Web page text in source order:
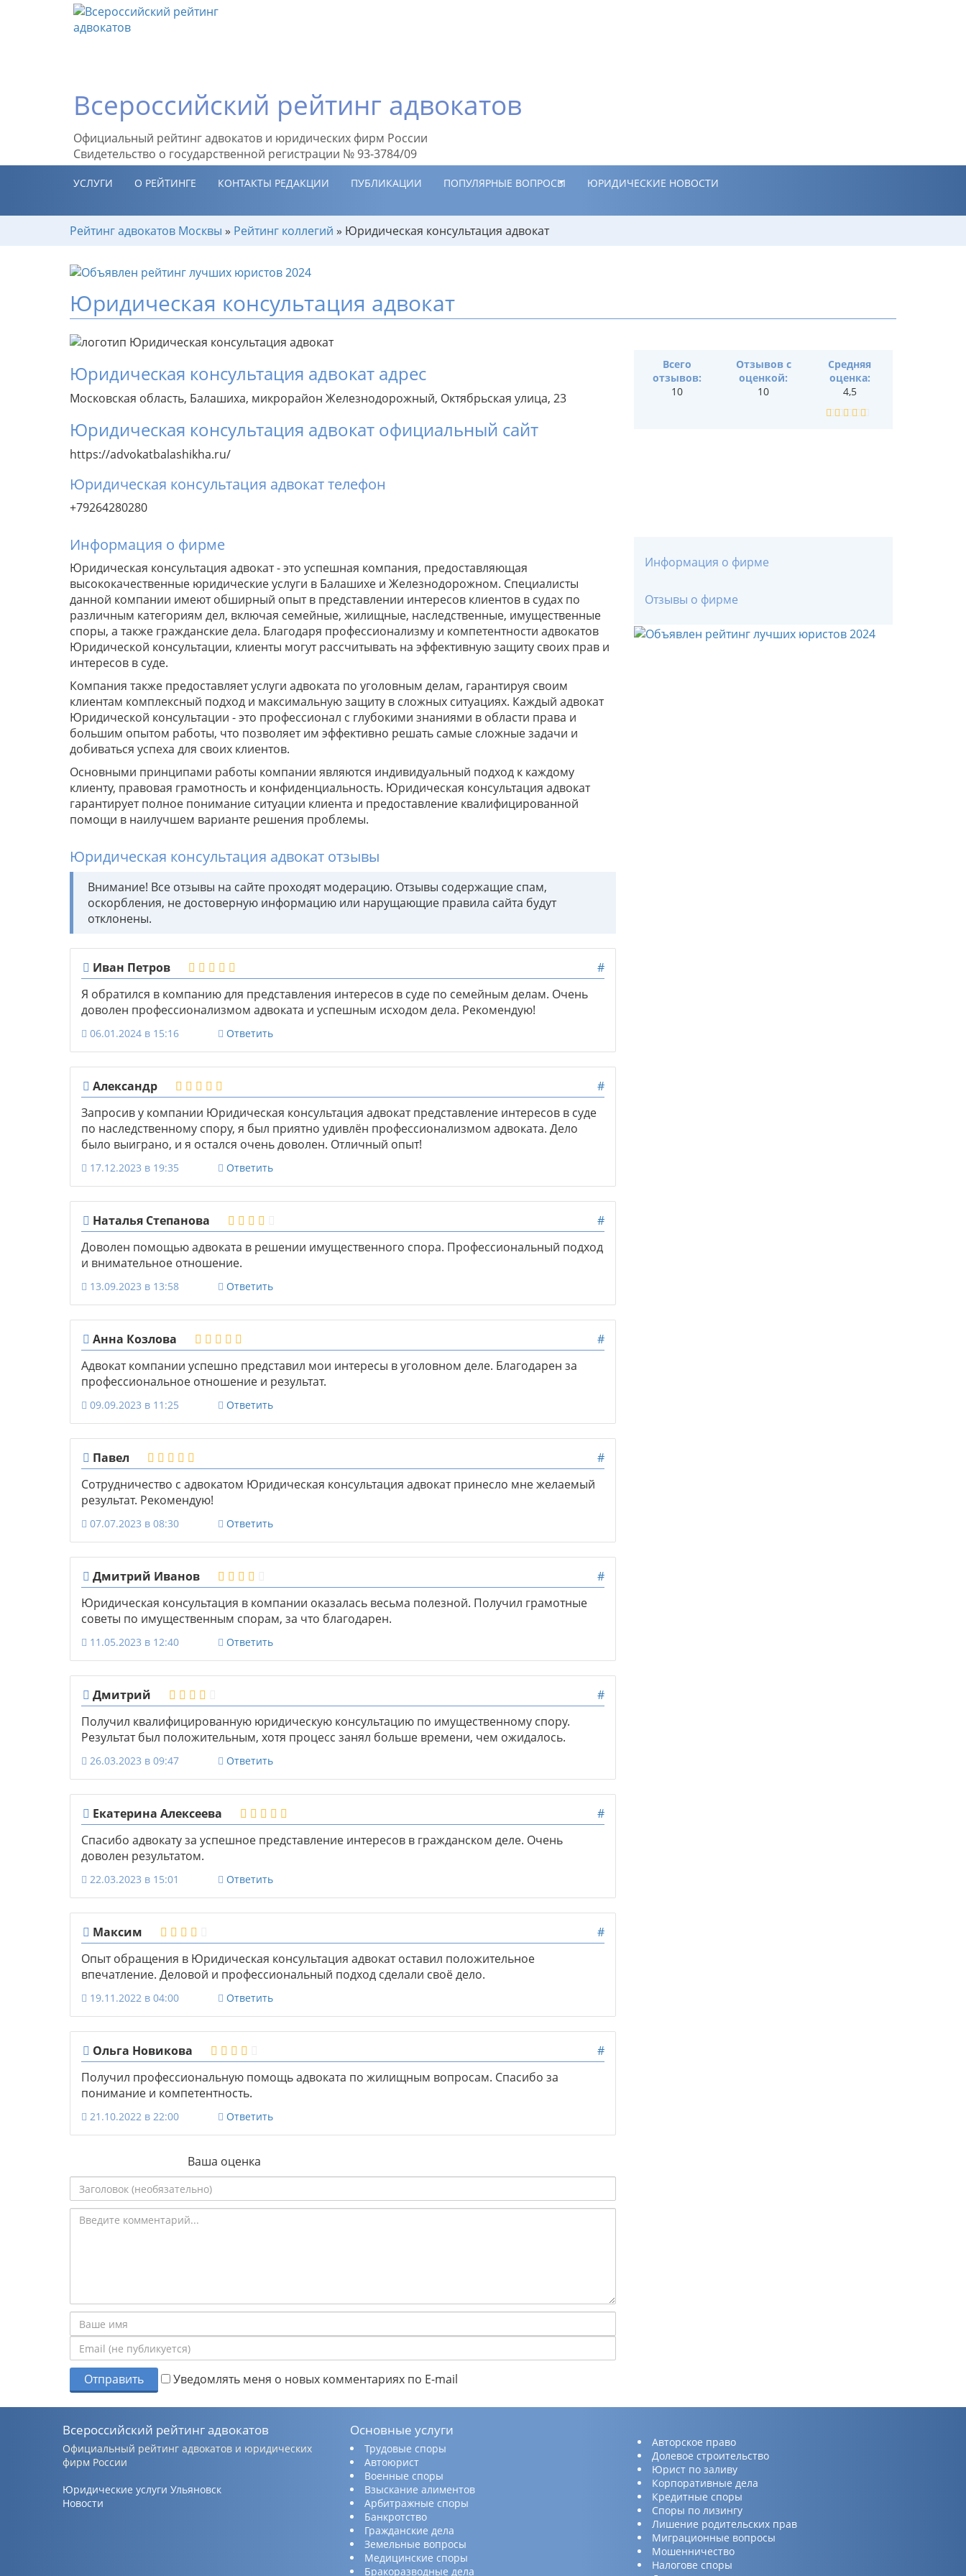
Всероссийский рейтинг адвокатов
Официальный рейтинг адвокатов и юридических фирм России
Свидетельство о государственной регистрации № 93-3784/09
УСЛУГИ О РЕЙТИНГЕ КОНТАКТЫ РЕДАКЦИИ ПУБЛИКАЦИИ ПОПУЛЯРНЫЕ ВОПРОСЫ ЮРИДИЧЕСКИЕ НОВОСТИ
Рейтинг адвокатов Москвы » Рейтинг коллегий » Юридическая консультация адвокат
Юридическая консультация адвокат
Юридическая консультация адвокат адрес
Московская область, Балашиха, микрорайон Железнодорожный, Октябрьская улица, 23
Юридическая консультация адвокат официальный сайт
https://advokatbalashikha.ru/
Юридическая консультация адвокат телефон
+79264280280
Всего
отзывов:
10
Отзывов с
оценкой:
10
Средняя
оценка:
4,5
Информация о фирме
Юридическая консультация адвокат - это успешная компания, предоставляющая
высококачественные юридические услуги в Балашихе и Железнодорожном. Специалисты
данной компании имеют обширный опыт в представлении интересов клиентов в судах по
различным категориям дел, включая семейные, жилищные, наследственные, имущественные
споры, а также гражданские дела. Благодаря профессионализму и компетентности адвокатов
Юридической консультации, клиенты могут рассчитывать на эффективную защиту своих прав и
интересов в суде.
Компания также предоставляет услуги адвоката по уголовным делам, гарантируя своим
клиентам комплексный подход и максимальную защиту в сложных ситуациях. Каждый адвокат
Юридической консультации - это профессионал с глубокими знаниями в области права и
большим опытом работы, что позволяет им эффективно решать самые сложные задачи и
добиваться успеха для своих клиентов.
Основными принципами работы компании являются индивидуальный подход к каждому
клиенту, правовая грамотность и конфиденциальность. Юридическая консультация адвокат
гарантирует полное понимание ситуации клиента и предоставление квалифицированной
помощи в наилучшем варианте решения проблемы.
Юридическая консультация адвокат отзывы
Внимание! Все отзывы на сайте проходят модерацию. Отзывы содержащие спам,
оскорбления, не достоверную информацию или нарущающие правила сайта будут
отклонены.
Иван Петров
#
Я обратился в компанию для представления интересов в суде по семейным делам. Очень
доволен профессионализмом адвоката и успешным исходом дела. Рекомендую!
06.01.2024 в 15:16 Ответить
Александр
#
Запросив у компании Юридическая консультация адвокат представление интересов в суде
по наследственному спору, я был приятно удивлён профессионализмом адвоката. Дело
было выиграно, и я остался очень доволен. Отличный опыт!
17.12.2023 в 19:35 Ответить
Наталья Степанова
#
Доволен помощью адвоката в решении имущественного спора. Профессиональный подход
и внимательное отношение.
13.09.2023 в 13:58 Ответить
Анна Козлова
#
Адвокат компании успешно представил мои интересы в уголовном деле. Благодарен за
профессиональное отношение и результат.
09.09.2023 в 11:25 Ответить
Павел
#
Сотрудничество с адвокатом Юридическая консультация адвокат принесло мне желаемый
результат. Рекомендую!
07.07.2023 в 08:30 Ответить
Дмитрий Иванов
#
Юридическая консультация в компании оказалась весьма полезной. Получил грамотные
советы по имущественным спорам, за что благодарен.
11.05.2023 в 12:40 Ответить
Дмитрий
#
Получил квалифицированную юридическую консультацию по имущественному спору.
Результат был положительным, хотя процесс занял больше времени, чем ожидалось.
26.03.2023 в 09:47 Ответить
Екатерина Алексеева
#
Спасибо адвокату за успешное представление интересов в гражданском деле. Очень
доволен результатом.
22.03.2023 в 15:01 Ответить
Максим
#
Опыт обращения в Юридическая консультация адвокат оставил положительное
впечатление. Деловой и профессиональный подход сделали своё дело.
19.11.2022 в 04:00 Ответить
Ольга Новикова
#
Получил профессиональную помощь адвоката по жилищным вопросам. Спасибо за
понимание и компетентность.
21.10.2022 в 22:00 Ответить
Ваша оценка
Отправить Уведомлять меня о новых комментариях по E-mail
Информация о фирме
Отзывы о фирме
Всероссийский рейтинг адвокатов
Официальный рейтинг адвокатов и юридических
фирм России
Юридические услуги Ульяновск
Новости
Основные услуги
Трудовые споры
Автоюрист
Военные споры
Взыскание алиментов
Арбитражные споры
Банкротство
Гражданские дела
Земельные вопросы
Медицинские споры
Бракоразводные дела
Авторское право
Долевое строительство
Юрист по заливу
Корпоративные дела
Кредитные споры
Споры по лизингу
Лишение родительских прав
Миграционные вопросы
Мошенничество
Налогове споры